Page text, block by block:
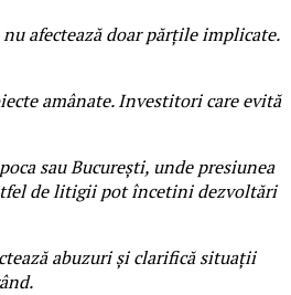
afectează doar părțile implicate.
amânate. Investitori care evită
sau București, unde presiunea
de litigii pot încetini dezvoltări
abuzuri și clarifică situații